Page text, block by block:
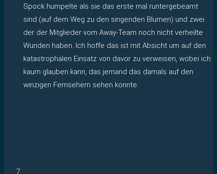
Spock humpelte als sie das erste mal runtergebeamt
sind (auf dem Weg zu den singenden Blumen) und zwei
der der Mitglieder vom Away-Team noch nicht verheilte
Wunden haben. Ich hoffe das ist mit Absicht um auf den
katastrophalen Einsatz von davor zu verweisen, wobei ich
kaum glauben kann, das jemand das damals auf den
winzigen Fernsehern sehen konnte.